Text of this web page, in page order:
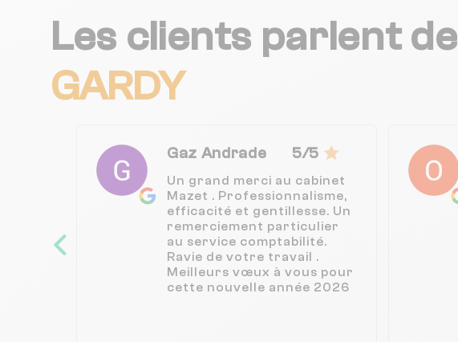
Les clients parlent de
GARDY
Gaz Andrade 5/5
Un grand merci au cabinet
Mazet . Professionnalisme,
efficacité et gentillesse. Un
remerciement particulier
au service comptabilité.
Ravie de votre travail .
Meilleurs vœux à vous pour
cette nouvelle année 2026